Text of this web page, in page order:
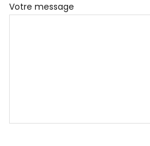
Votre message